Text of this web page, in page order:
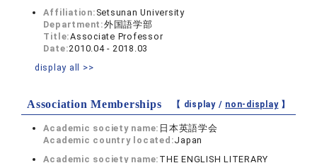
Affiliation: Setsunan University
Department:外国語学部
Title:Associate Professor
Date:2010.04 - 2018.03
display all >>
Association Memberships 【 display / non-display】
Academic society name: 日本英語学会
Academic country located:Japan
Academic society name: THE ENGLISH LITERARY